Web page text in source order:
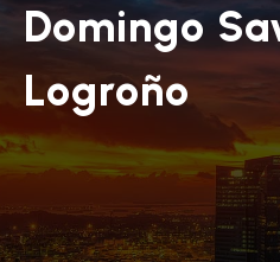
Domingo
Logroño